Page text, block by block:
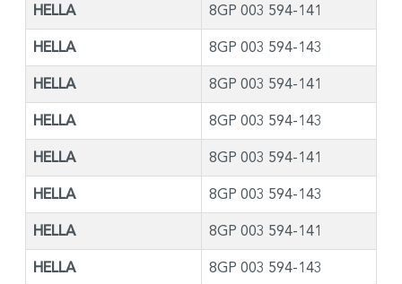
HELLA 8GP 003 594-141
HELLA 8GP 003 594-143
HELLA 8GP 003 594-141
HELLA 8GP 003 594-143
HELLA 8GP 003 594-141
HELLA 8GP 003 594-143
HELLA 8GP 003 594-141
HELLA 8GP 003 594-143